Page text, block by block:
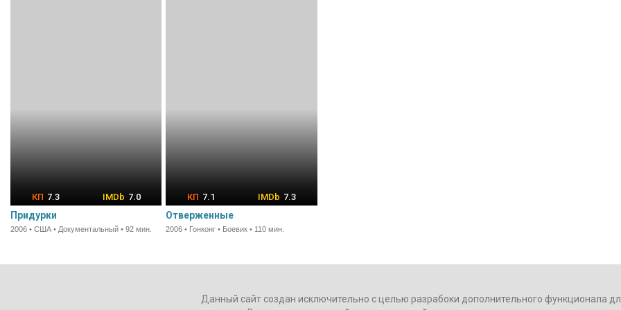
7.3 7.0
Придурки
2006 • США • Документальный • 92 мин.
7.1 7.3
Отверженные
2006 • Гонконг • Боевик • 110 мин.
Данный сайт создан исключительно с целью разрабоки дополнительного функционала